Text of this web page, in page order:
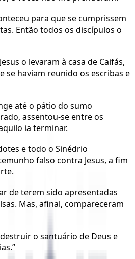
para que se cumprissem
Então todos os discípulos o
o levaram à casa de Caifás,
se haviam reunido os escribas e
até o pátio do sumo
assentou-se entre os
ia terminar.
e todo o Sinédrio
falso contra Jesus, a fim
de terem sido apresentadas
Mas, afinal, compareceram
o santuário de Deus e